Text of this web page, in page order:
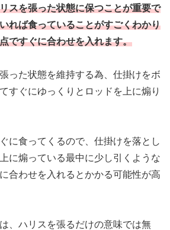
スを張った状態に保つことが重要で
れば食っていることがすごくわかり
ですぐに合わせを入れます。
った状態を維持する為、仕掛けをボ
すぐにゆっくりとロッドを上に煽り
に食ってくるので、仕掛けを落とし
に煽っている最中に少し引くような
合わせを入れるとかかる可能性が高
、ハリスを張るだけの意味では無